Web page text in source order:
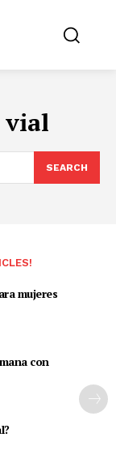
vial
SEARCH
mujeres
con